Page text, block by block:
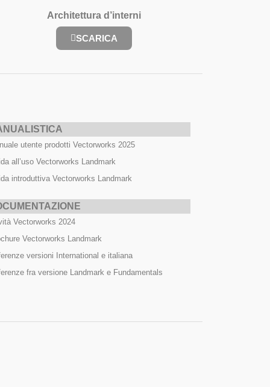
Architettura d’interni
SCARICA
utente prodotti Vectorworks 2025
all’uso Vectorworks Landmark
introduttiva Vectorworks Landmark
Vectorworks 2024
Vectorworks Landmark
versioni International e italiana
fra versione Landmark e Fundamentals